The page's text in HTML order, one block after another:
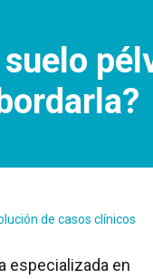
de casos clínicos
especializada en